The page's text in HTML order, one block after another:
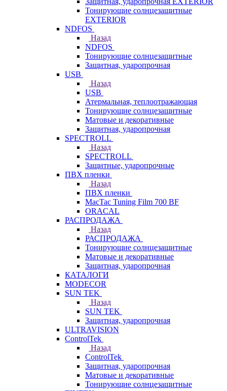
Тонирующие солнцезащитные
EXTERIOR
NDFOS
Назад
NDFOS
Тонирующие солнцезащитные
Защитная, ударопрочная
USB
Назад
USB
Атермальная, теплоотражающая
Тонирующие солнцезащитные
Матовые и декоративные
Защитная, ударопрочная
SPECTROLL
Назад
SPECTROLL
Защитные, ударопрочные
ПВХ пленки
Назад
ПВХ пленки
MacTac Tuning Film 700 BF
ORACAL
РАСПРОДАЖА
Назад
РАСПРОДАЖА
Тонирующие солнцезащитные
Матовые и декоративные
Защитная, ударопрочная
КАТАЛОГИ
MODECOR
SUN TEK
Назад
SUN TEK
Защитная, ударопрочная
ULTRAVISION
ControlTek
Назад
ControlTek
Защитная, ударопрочная
Матовые и декоративные
Тонирующие солнцезащитные